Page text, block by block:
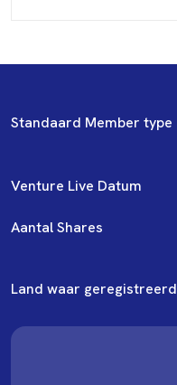
Standaard Member type
Venture Live Datum
Aantal Shares
Land waar geregistreerd